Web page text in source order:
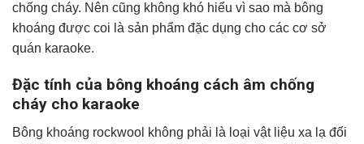
chống cháy. Nên cũng không khó hiểu vì sao mà bông
khoáng được coi là sản phẩm đặc dụng cho các cơ sở
quán karaoke.
Đặc tính của bông khoáng cách âm chống
cháy cho karaoke
Bông khoáng rockwool không phải là loại vật liệu xa lạ đối